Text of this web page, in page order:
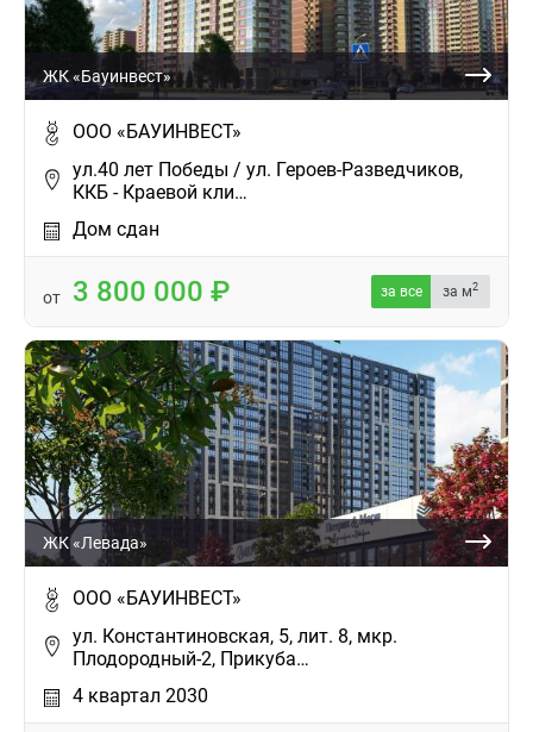
ЖК «Бауинвест»
ООО «БАУИНВЕСТ»
ул.40 лет Победы / ул. Героев-Разведчиков,
ККБ - Краевой кли…
Дом сдан
от 3 800 000 за все за м2
ЖК «Левада»
ООО «БАУИНВЕСТ»
ул. Константиновская, 5, лит. 8, мкр.
Плодородный-2, Прикуба…
4 квартал 2030